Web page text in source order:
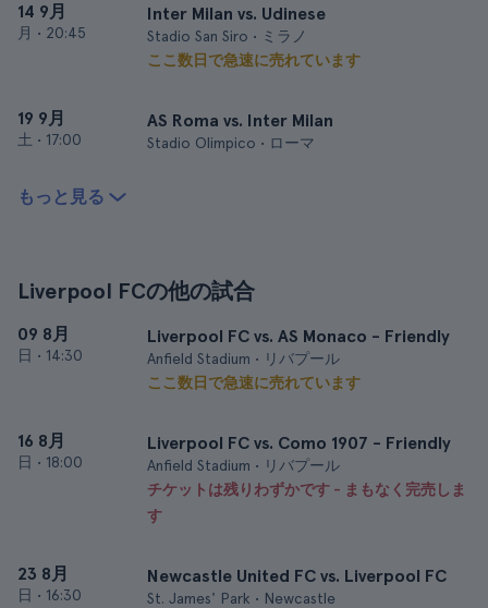
14 9月
月 • 20:45
Inter Milan vs. Udinese
Stadio San Siro • ミラノ
ここ数日で急速に売れています
19 9月
土 • 17:00
AS Roma vs. Inter Milan
Stadio Olimpico • ローマ
もっと見る
Liverpool FCの他の試合
09 8月
日 • 14:30
Liverpool FC vs. AS Monaco - Friendly
Anfield Stadium • リバプール
ここ数日で急速に売れています
16 8月
日 • 18:00
Liverpool FC vs. Como 1907 - Friendly
Anfield Stadium • リバプール
チケットは残りわずかです - まもなく完売しま
す
23 8月
日 • 16:30
Newcastle United FC vs. Liverpool FC
St. James' Park • Newcastle